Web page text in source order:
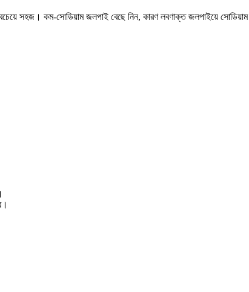
সহজ। কম-সোডিয়াম জলপাই বেছে নিন, কারণ লবণাক্ত জলপাইয়ে সোডিয়াম